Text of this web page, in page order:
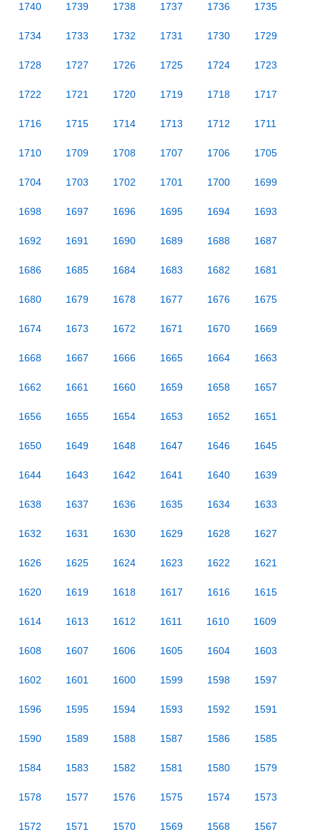
1740 1739 1738 1737 1736 1735
1734 1733 1732 1731 1730 1729
1728 1727 1726 1725 1724 1723
1722 1721 1720 1719 1718 1717
1716 1715 1714 1713 1712 1711
1710 1709 1708 1707 1706 1705
1704 1703 1702 1701 1700 1699
1698 1697 1696 1695 1694 1693
1692 1691 1690 1689 1688 1687
1686 1685 1684 1683 1682 1681
1680 1679 1678 1677 1676 1675
1674 1673 1672 1671 1670 1669
1668 1667 1666 1665 1664 1663
1662 1661 1660 1659 1658 1657
1656 1655 1654 1653 1652 1651
1650 1649 1648 1647 1646 1645
1644 1643 1642 1641 1640 1639
1638 1637 1636 1635 1634 1633
1632 1631 1630 1629 1628 1627
1626 1625 1624 1623 1622 1621
1620 1619 1618 1617 1616 1615
1614 1613 1612 1611 1610 1609
1608 1607 1606 1605 1604 1603
1602 1601 1600 1599 1598 1597
1596 1595 1594 1593 1592 1591
1590 1589 1588 1587 1586 1585
1584 1583 1582 1581 1580 1579
1578 1577 1576 1575 1574 1573
1572 1571 1570 1569 1568 1567